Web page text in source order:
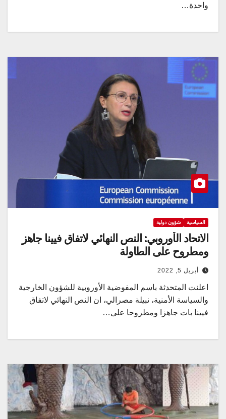
واحدة…
السياسية شؤون دولية
الاتحاد الأوروبي: النص النهائي لاتفاق فيينا جاهز
ومطروح على الطاولة
أبريل 5, 2022
اعلنت المتحدثة باسم المفوضية الأوروبية للشؤون الخارجية
والسياسة الأمنية، نبيلة مصرالي، ان النص النهائي لاتفاق
فيينا بات جاهزا ومطروحا على…